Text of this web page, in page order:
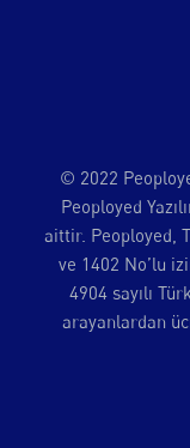
© 2022
Peoployed
aittir. Peoployed,
ve 1402 No’lu
4904 sayılı
arayanlardan